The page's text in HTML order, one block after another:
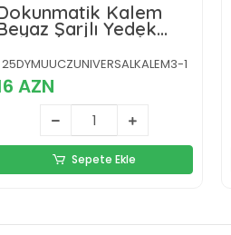
Kalem
Şarjlı Yedek
Uyumlu
25DYMUUCZUNIVERSALKALEM3-1
AZN
Sepete Ekle